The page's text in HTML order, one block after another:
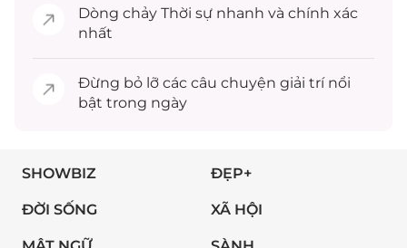
Dòng chảy Thời sự nhanh và chính xác
nhất
Đừng bỏ lỡ các câu chuyện giải trínổi
bật trong ngày
SHOWBIZ ĐẸP+
ĐỜI SỐNG XÃ HỘI